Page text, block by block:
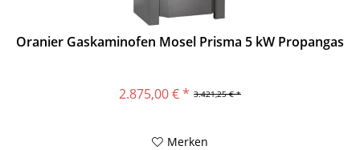
Oranier Gaskaminofen Mosel Prisma 5 kW Propangas
3.421,25 € *
2.875,00 € *
Merken